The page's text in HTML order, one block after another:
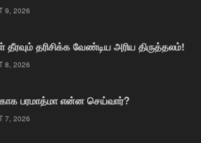
9, 2026
தரிசிக்க வேண்டிய அரிய திருத்தலம்!
8, 2026
பரமாத்மா என்ன செய்வார்?
7, 2026